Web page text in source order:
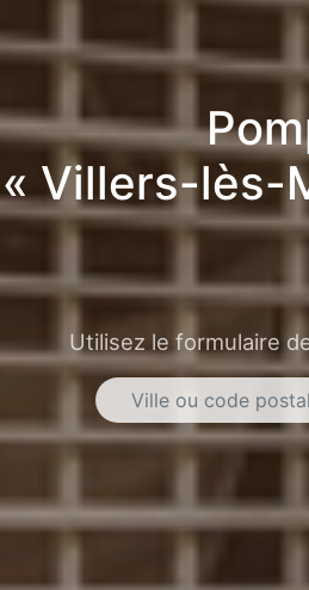
« Villers-lès-
Utilisez le formulaire